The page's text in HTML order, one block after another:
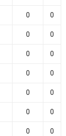
0 0
0 0
0 0
0 0
0 0
0 0
0 0